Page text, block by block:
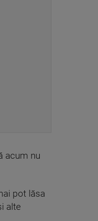
acum nu
pot lăsa
alte